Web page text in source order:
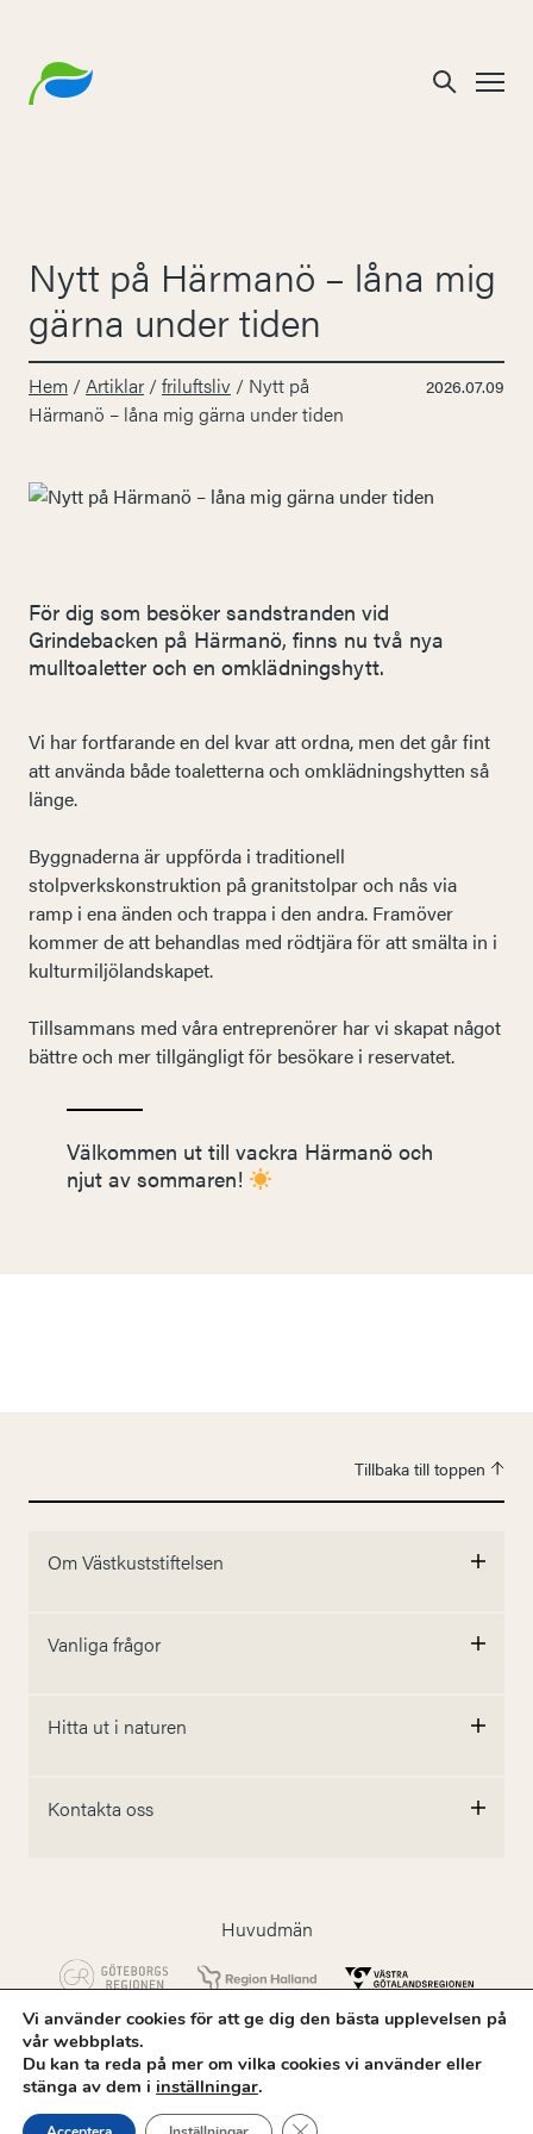
Nytt på Härmanö – låna mig
gärna under tiden
Hem / Artiklar / friluftsliv / Nytt på
Härmanö – låna mig gärna under tiden
2026.07.09
För dig som besöker sandstranden vid
Grindebacken på Härmanö, finns nu två nya
mulltoaletter och en omklädningshytt.
Vi har fortfarande en del kvar att ordna, men det går fint
att använda både toaletterna och omklädningshytten så
länge.
Byggnaderna är uppförda i traditionell
stolpverkskonstruktion på granitstolpar och nås via
ramp i ena änden och trappa i den andra. Framöver
kommer de att behandlas med rödtjära för att smälta in i
kulturmiljölandskapet.
Tillsammans med våra entreprenörer har vi skapat något
bättre och mer tillgängligt för besökare i reservatet.
Välkommen ut till vackra Härmanö och
njut av sommaren!
Tillbaka till toppen
Om Västkuststiftelsen
Vanliga frågor
Hitta ut i naturen
Kontakta oss
Huvudmän
Vi använder cookies för att ge dig den bästa upplevelsen på
vår webbplats.
Du kan ta reda på mer om vilka cookies vi använder eller
stänga av dem i inställningar.
Close GDPR Cookie Banner